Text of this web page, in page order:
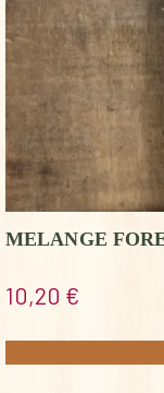
MELANGE
10,20 €